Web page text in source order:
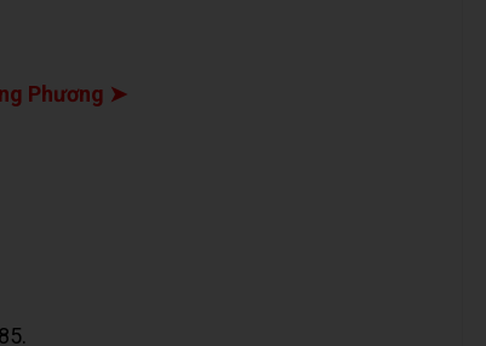
Phương ➤